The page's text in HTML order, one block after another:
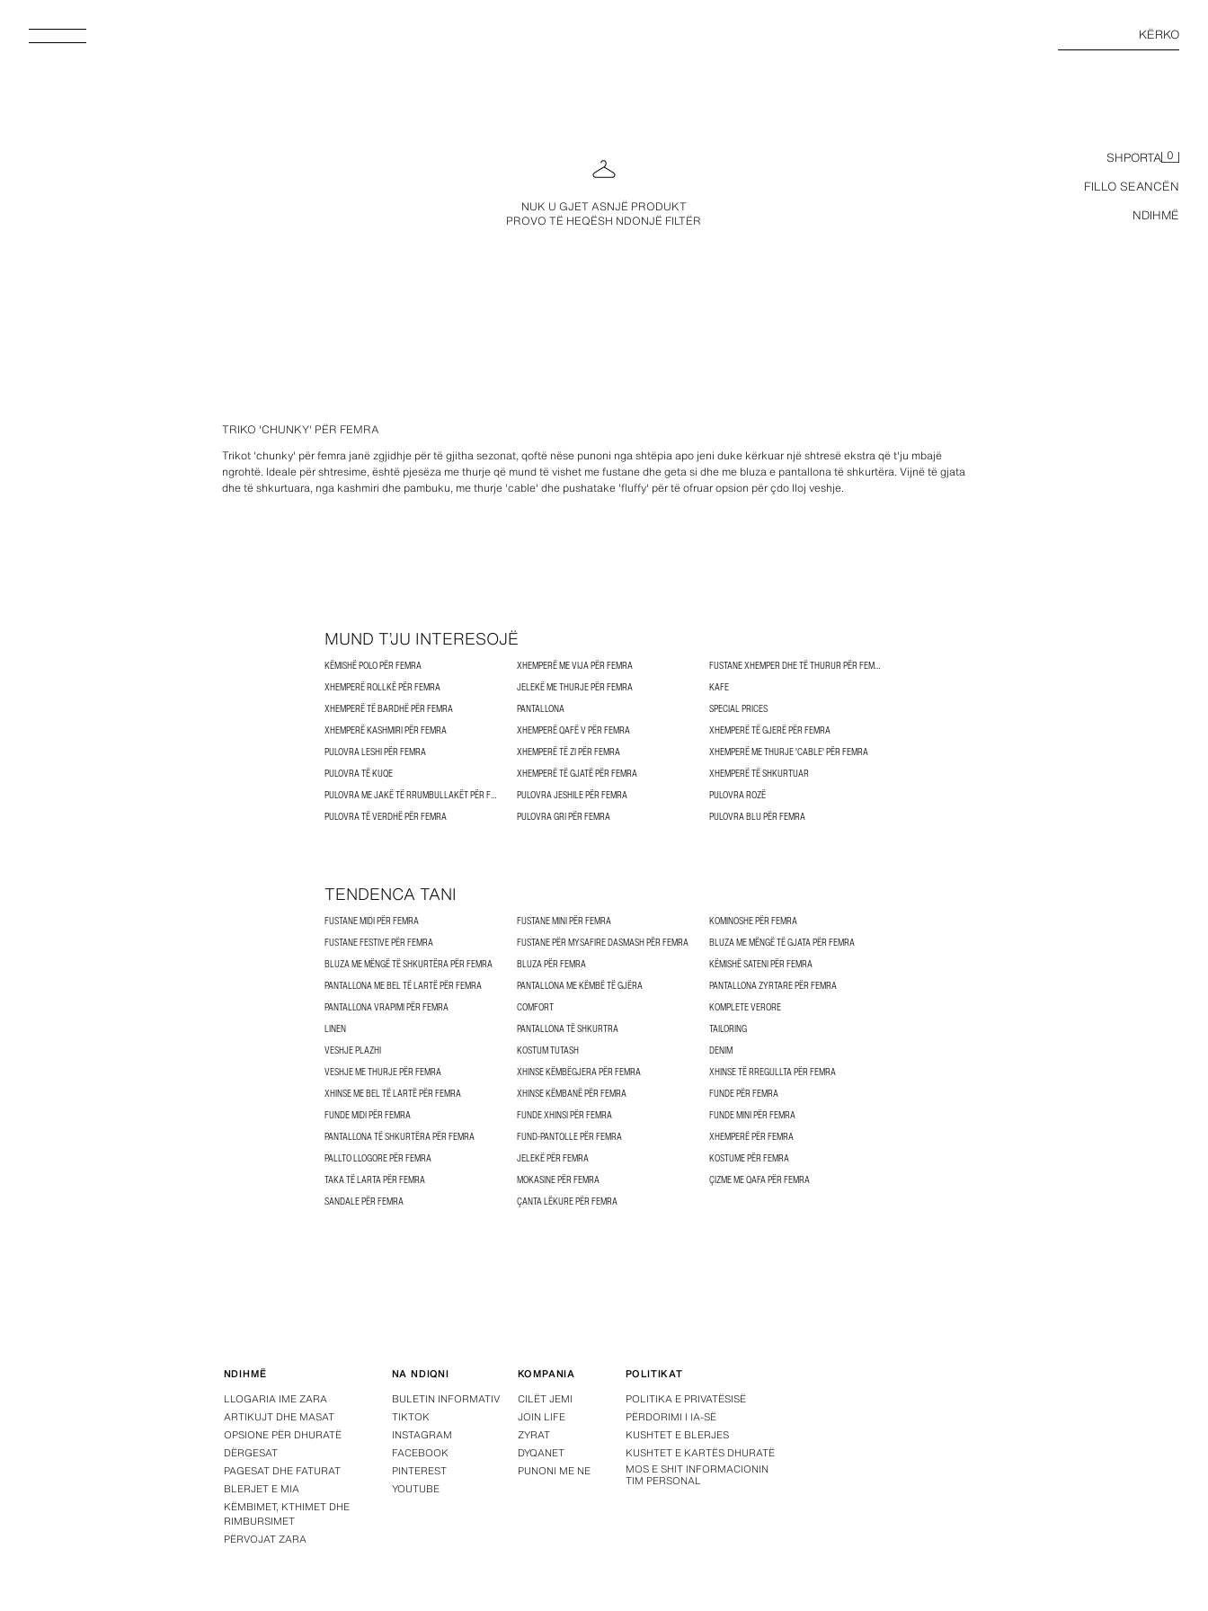
KËRKO
SHPORTA 0
FILLO SEANCËN
NDIHMË
NUK U GJET ASNJË PRODUKT
PROVO TË HEQËSH NDONJË FILTËR
TRIKO 'CHUNKY' PËR FEMRA
Trikot 'chunky' për femra janë zgjidhje për të gjitha sezonat, qoftë nëse punoni nga shtëpia apo jeni duke kërkuar një shtresë ekstra që t'ju mbajë
ngrohtë. Ideale për shtresime, është pjesëza me thurje që mund të vishet me fustane dhe geta si dhe me bluza e pantallona të shkurtëra. Vijnë të gjata
dhe të shkurtuara, nga kashmiri dhe pambuku, me thurje 'cable' dhe pushatake 'fluffy' për të ofruar opsion për çdo lloj veshje.
MUND T’JU INTERESOJË
KËMISHË POLO PËR FEMRA XHEMPERË ME VIJA PËR FEMRA
FUSTANE XHEMPER DHE TË THURUR PËR FEMRA
XHEMPERË ROLLKË PËR FEMRA
JELEKË ME THURJE PËR FEMRA
KAFE
XHEMPERË TË BARDHË PËR FEMRA
PANTALLONA
SPECIAL PRICES
XHEMPERË KASHMIRI PËR FEMRA
XHEMPERË QAFË V PËR FEMRA
XHEMPERË TË GJERË PËR FEMRA
PULOVRA LESHI PËR FEMRA
XHEMPERË TË ZI PËR FEMRA
XHEMPERË ME THURJE 'CABLE' PËR FEMRA
PULOVRA TË KUQE
XHEMPERË TË GJATË PËR FEMRA
XHEMPERË TË SHKURTUAR
PULOVRA ME JAKË TË RRUMBULLAKËT PËR FEMRA
PULOVRA JESHILE PËR FEMRA
PULOVRA ROZË
PULOVRA TË VERDHË PËR FEMRA
PULOVRA GRI PËR FEMRA PULOVRA BLU PËR FEMRA
TENDENCA TANI
FUSTANE MIDI PËR FEMRA FUSTANE MINI PËR FEMRA
KOMINOSHE PËR FEMRA
FUSTANE FESTIVE PËR FEMRA
FUSTANE PËR MYSAFIRE DASMASH PËR FEMRA
BLUZA ME MËNGË TË GJATA PËR FEMRA
BLUZA ME MËNGË TË SHKURTËRA PËR FEMRA
BLUZA PËR FEMRA
KËMISHË SATENI PËR FEMRA
PANTALLONA ME BEL TË LARTË PËR FEMRA
PANTALLONA ME KËMBË TË GJËRA
PANTALLONA ZYRTARE PËR FEMRA
PANTALLONA VRAPIMI PËR FEMRA
COMFORT
KOMPLETE VERORE
LINEN
PANTALLONA TË SHKURTRA
TAILORING
VESHJE PLAZHI
KOSTUM TUTASH
DENIM
VESHJE ME THURJE PËR FEMRA
XHINSE KËMBËGJERA PËR FEMRA
XHINSE TË RREGULLTA PËR FEMRA
XHINSE ME BEL TË LARTË PËR FEMRA
XHINSE KËMBANË PËR FEMRA
FUNDE PËR FEMRA
FUNDE MIDI PËR FEMRA
FUNDE XHINSI PËR FEMRA
FUNDE MINI PËR FEMRA
PANTALLONA TË SHKURTËRA PËR FEMRA
FUND-PANTOLLE PËR FEMRA
XHEMPERË PËR FEMRA
PALLTO LLOGORE PËR FEMRA
JELEKË PËR FEMRA
KOSTUME PËR FEMRA
TAKA TË LARTA PËR FEMRA
MOKASINE PËR FEMRA
ÇIZME ME QAFA PËR FEMRA
SANDALE PËR FEMRA
ÇANTA LËKURE PËR FEMRA
NDIHMË
LLOGARIA IME ZARA
ARTIKUJT DHE MASAT
OPSIONE PËR DHURATË
DËRGESAT
PAGESAT DHE FATURAT
BLERJET E MIA
KËMBIMET, KTHIMET DHE
RIMBURSIMET
PËRVOJAT ZARA
NA NDIQNI
BULETIN INFORMATIV
TIKTOK
INSTAGRAM
FACEBOOK
PINTEREST
YOUTUBE
KOMPANIA
CILËT JEMI
JOIN LIFE
ZYRAT
DYQANET
PUNONI ME NE
POLITIKAT
POLITIKA E PRIVATËSISË
PËRDORIMI I IA-SË
KUSHTET E BLERJES
KUSHTET E KARTËS DHURATË
MOS E SHIT INFORMACIONIN
TIM PERSONAL